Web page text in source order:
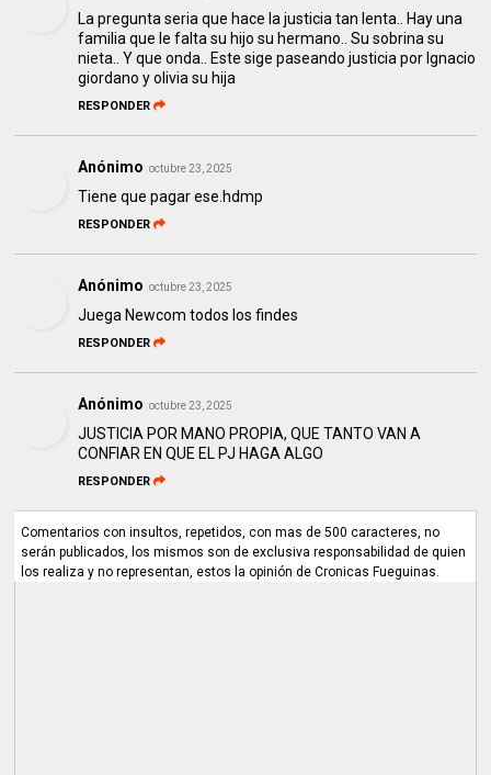
La pregunta seria que hace la justicia tan lenta.. Hay una
familia que le falta su hijo su hermano.. Su sobrina su
nieta.. Y que onda.. Este sige paseando justicia por Ignacio
giordano y olivia su hija
RESPONDER
Anónimo octubre 23, 2025
Tiene que pagar ese.hdmp
RESPONDER
Anónimo octubre 23, 2025
Juega Newcom todos los findes
RESPONDER
Anónimo octubre 23, 2025
JUSTICIA POR MANO PROPIA, QUE TANTO VAN A
CONFIAR EN QUE EL PJ HAGA ALGO
RESPONDER
Comentarios con insultos, repetidos, con mas de 500 caracteres, no
serán publicados, los mismos son de exclusiva responsabilidad de quien
los realiza y no representan, estos la opinión de Cronicas Fueguinas.